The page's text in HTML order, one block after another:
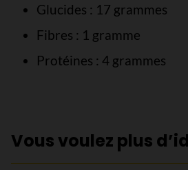
Glucides : 17 grammes
Fibres : 1 gramme
Protéines : 4 grammes
Vous voulez plus